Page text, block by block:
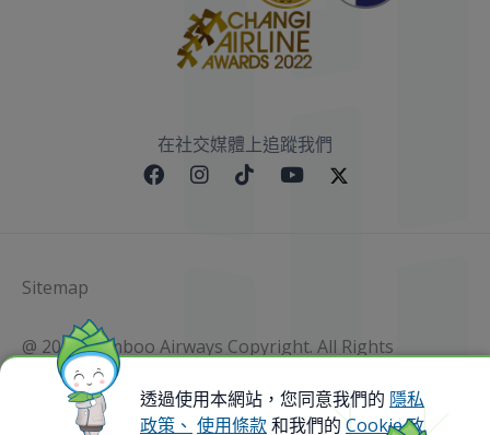
在社交媒體上追蹤我們
Sitemap
@ 2023 Bamboo Airways Copyright. All Rights
Reserved.
Business Registration Code: 010786737
透過使用本網站，您同意我們的 隱私
政策、 使用條款和我們的Cookie 政